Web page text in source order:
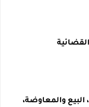
البيع والمعاوضة،